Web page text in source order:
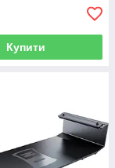
Купити